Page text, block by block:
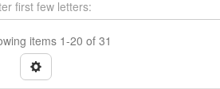
items 1-20 of 31